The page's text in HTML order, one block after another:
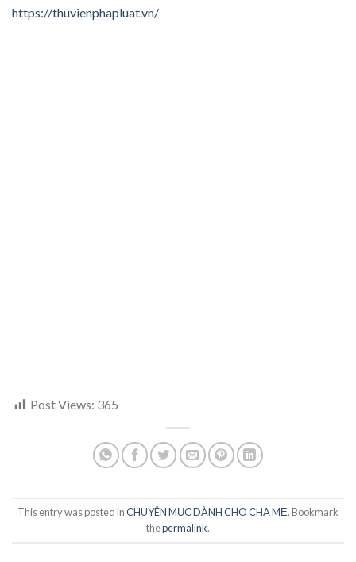
https://thuvienphapluat.vn/
Post Views: 365
This entry was posted inCHUYÊN MỤC DÀNH CHO CHA MẸ. Bookmark
thepermalink.